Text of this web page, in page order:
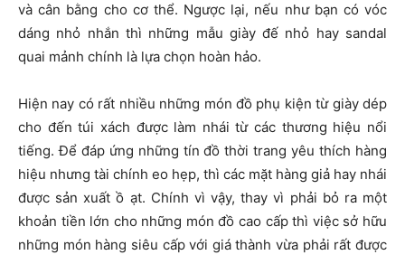
và cân bằng cho cơ thể. Ngược lại, nếu như bạn có vóc
dáng nhỏ nhắn thì những mẫu giày đế nhỏ hay sandal
quai mảnh chính là lựa chọn hoàn hảo.
Hiện nay có rất nhiều những món đồ phụ kiện từ giày dép
cho đến túi xách được làm nhái từ các thương hiệu nổi
tiếng. Để đáp ứng những tín đồ thời trang yêu thích hàng
hiệu nhưng tài chính eo hẹp, thì các mặt hàng giả hay nhái
được sản xuất ồ ạt. Chính vì vậy, thay vì phải bỏ ra một
khoản tiền lớn cho những món đồ cao cấp thì việc sở hữu
những món hàng siêu cấp với giá thành vừa phải rất được